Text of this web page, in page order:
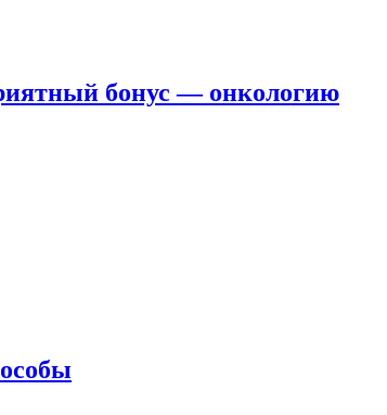
бонус — онкологию